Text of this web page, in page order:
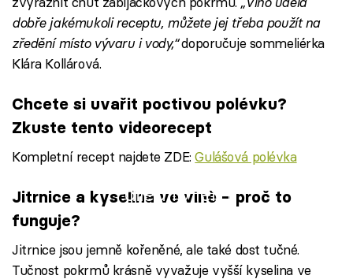
dobře jakémukoli receptu, můžete jej třeba použít na
zředění místo vývaru i vody,“doporučuje sommeliérka
Klára Kollárová.
Chcete si uvařit poctivou polévku?
Zkuste tento videorecept
Kompletní recept najdete ZDE:Gulášová polévka
Failed to fetch
Jitrnice a kyselina ve víně – proč to
funguje?
Jitrnice jsou jemně kořeněné, ale také dost tučné.
Tučnost pokrmů krásně vyvažuje vyšší kyselina ve